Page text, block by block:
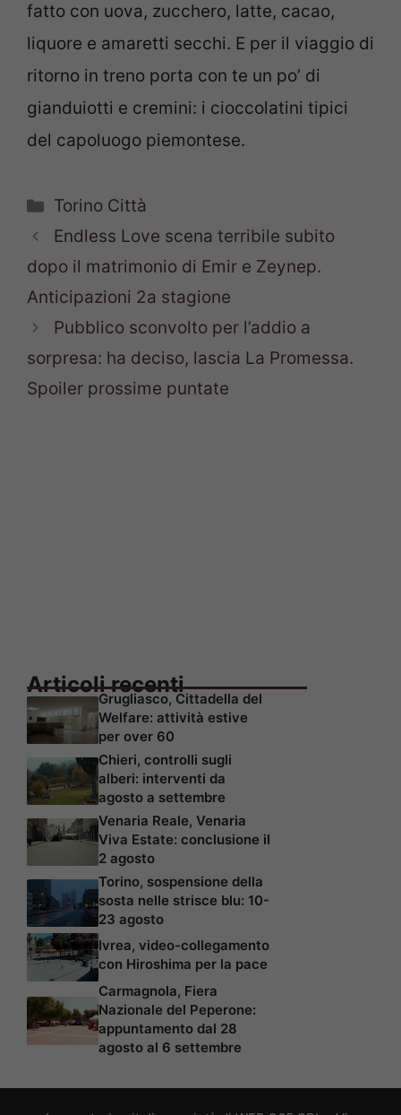
fatto con uova, zucchero, latte, cacao,
liquore e amaretti secchi. E per il viaggio di
ritorno in treno porta con te un po’ di
gianduiotti e cremini: i cioccolatini tipici
del capoluogo piemontese.
Categorie
Torino Città
Endless Love scena terribile subito
dopo il matrimonio di Emir e Zeynep.
Anticipazioni 2a stagione
Pubblico sconvolto per l’addio a
sorpresa: ha deciso, lascia La Promessa.
Spoiler prossime puntate
Articoli recenti
Grugliasco, Cittadella del
Welfare: attività estive
per over 60
Chieri, controlli sugli
alberi: interventi da
agosto a settembre
Venaria Reale, Venaria
Viva Estate: conclusione il
2 agosto
Torino, sospensione della
sosta nelle strisce blu: 10-
23 agosto
Ivrea, video-collegamento
con Hiroshima per la pace
Carmagnola, Fiera
Nazionale del Peperone:
appuntamento dal 28
agosto al 6 settembre